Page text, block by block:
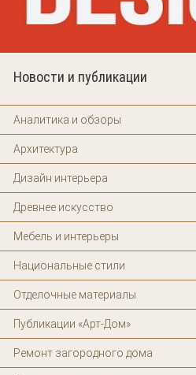
Новости и публикации
Аналитика и обзоры
Архитектура
Дизайн интерьера
Древнее искусство
Мебель и интерьеры
Национальные стили
Отделочные материалы
Публикации «Арт-Дом»
Ремонт загородного дома